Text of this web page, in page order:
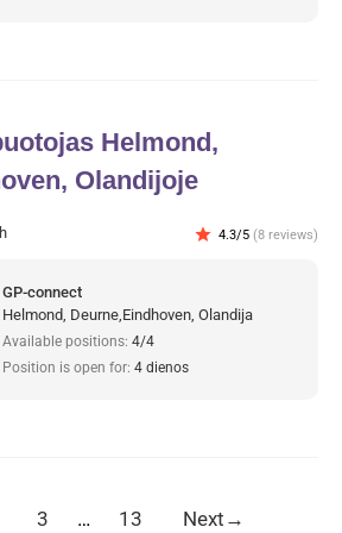
Helmond,
Olandijoje
star 4.3/5 (8 reviews)
GP-connect
Helmond, Deurne,Eindhoven, Olandija
Available positions: 4/4
Position is open for: 4 dienos
3 … 13 Next →